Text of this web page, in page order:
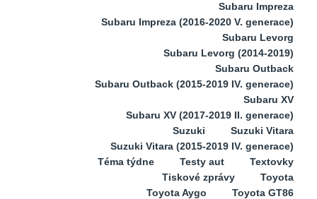
Subaru Impreza
Subaru Impreza (2016-2020 V. generace)
Subaru Levorg
Subaru Levorg (2014-2019)
Subaru Outback
Subaru Outback (2015-2019 IV. generace)
Subaru XV
Subaru XV (2017-2019 II. generace)
Suzuki
Suzuki Vitara
Suzuki Vitara (2015-2019 IV. generace)
Téma týdne
Testy aut
Textovky
Tiskové zprávy
Toyota
Toyota Aygo
Toyota GT86